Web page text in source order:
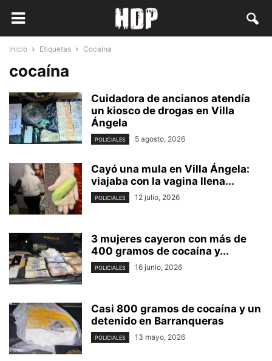
Inicio Etiquetas Cocaína
cocaína
Cuidadora de ancianos atendía
un kiosco de drogas en Villa
Ángela
POLICIALES 5 agosto, 2026
Cayó una mula en Villa Ángela:
viajaba con la vagina llena...
POLICIALES 12 julio, 2026
3 mujeres cayeron con más de
400 gramos de cocaína y...
POLICIALES 16 junio, 2026
Casi 800 gramos de cocaína y un
detenido en Barranqueras
POLICIALES 13 mayo, 2026